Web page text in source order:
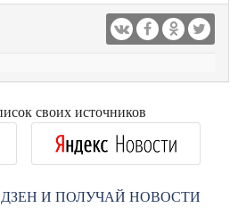
своих источников
И ПОЛУЧАЙ НОВОСТИ